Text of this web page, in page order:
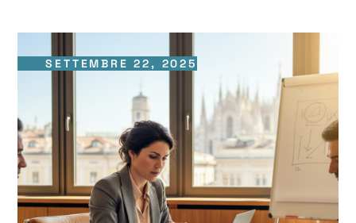
SETTEMBRE 22, 2025